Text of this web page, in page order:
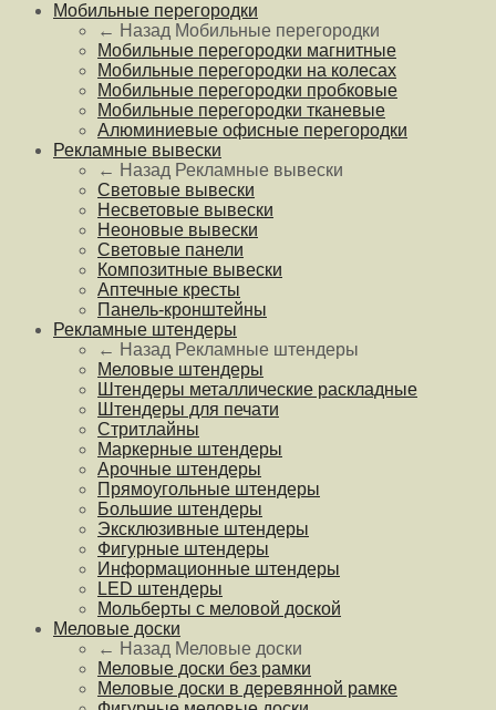
Мобильные перегородки
← Назад Мобильные перегородки
Мобильные перегородки магнитные
Мобильные перегородки на колесах
Мобильные перегородки пробковые
Мобильные перегородки тканевые
Алюминиевые офисные перегородки
Рекламные вывески
← Назад Рекламные вывески
Световые вывески
Несветовые вывески
Неоновые вывески
Световые панели
Композитные вывески
Аптечные кресты
Панель-кронштейны
Рекламные штендеры
← Назад Рекламные штендеры
Меловые штендеры
Штендеры металлические раскладные
Штендеры для печати
Стритлайны
Маркерные штендеры
Арочные штендеры
Прямоугольные штендеры
Большие штендеры
Эксклюзивные штендеры
Фигурные штендеры
Информационные штендеры
LED штендеры
Мольберты с меловой доской
Меловые доски
← Назад Меловые доски
Меловые доски без рамки
Меловые доски в деревянной рамке